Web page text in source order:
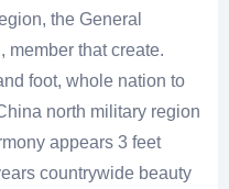
the General
member that create.
foot, whole nation to
north military region
appears 3 feet
countrywide beauty